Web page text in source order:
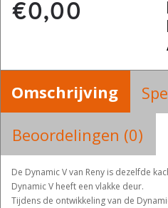
€0,00
Omschrijving
Beoordelingen (0)
De Dynamic V van Reny is dezelfde
Dynamic V heeft een vlakke deur.
Tijdens de ontwikkeling van de